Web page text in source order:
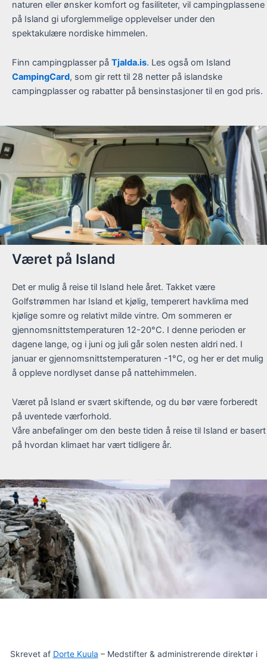
naturen eller ønsker komfort og fasiliteter, vil campingplassene
på Island gi uforglemmelige opplevelser under den
spektakulære nordiske himmelen.
Finn campingplasser på Tjalda.is. Les også om Island
CampingCard, som gir rett til 28 netter på islandske
campingplasser og rabatter på bensinstasjoner til en god pris.
Været på Island
Det er mulig å reise til Island hele året. Takket være
Golfstrømmen har Island et kjølig, temperert havklima med
kjølige somre og relativt milde vintre. Om sommeren er
gjennomsnittstemperaturen 12-20°C. I denne perioden er
dagene lange, og i juni og juli går solen nesten aldri ned. I
januar er gjennomsnittstemperaturen -1°C, og her er det mulig
å oppleve nordlyset danse på nattehimmelen.
Været på Island er svært skiftende, og du bør være forberedt
på uventede værforhold.
Våre anbefalinger om den beste tiden å reise til Island er basert
på hvordan klimaet har vært tidligere år.
Skrevet af Dorte Kuula – Medstifter & administrerende direktør i